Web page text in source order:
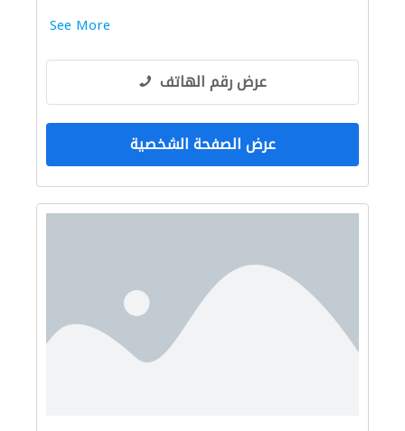
See More
عرض رقم الهاتف
عرض الصفحة الشخصية